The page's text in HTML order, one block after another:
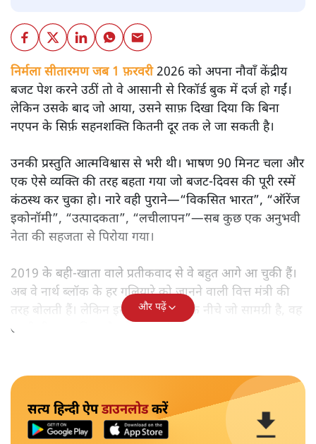
निर्मला सीतारमण जब 1 फ़रवरी2026 को अपना नौवाँ केंद्रीय
बजट पेश करने उठीं तो वे आसानी से रिकॉर्ड बुक में दर्ज हो गईं।
लेकिन उसके बाद जो आया, उसने साफ़ दिखा दिया कि बिना
नएपन के सिर्फ़ सहनशक्ति कितनी दूर तक ले जा सकती है।
उनकी प्रस्तुति आत्मविश्वास से भरी थी। भाषण 90 मिनट चला और
एक ऐसे व्यक्ति की तरह बहता गया जो बजट‑दिवस की पूरी रस्में
कंठस्थ कर चुका हो। नारे वही पुराने—“विकसित भारत”, “ऑरेंज
इकोनॉमी”, “उत्पादकता”, “लचीलापन”—सब कुछ एक अनुभवी
नेता की सहजता से पिरोया गया।
2019 के बही‑खाता वाले प्रतीकवाद से वे बहुत आगे आ चुकी हैं।
अब वे नार्थ ब्लॉक के हर गलियारे को जानने वाली वित्त मंत्री की
तरह बोलती हैं। लेकिन इस आत्मविश्वास के नीचे जो सामग्री है, वह
उतनी ही अनुमानित और दोहराव भरी।
और पढ़ें
सत्य हिन्दी ऐपडाउनलोडकरें